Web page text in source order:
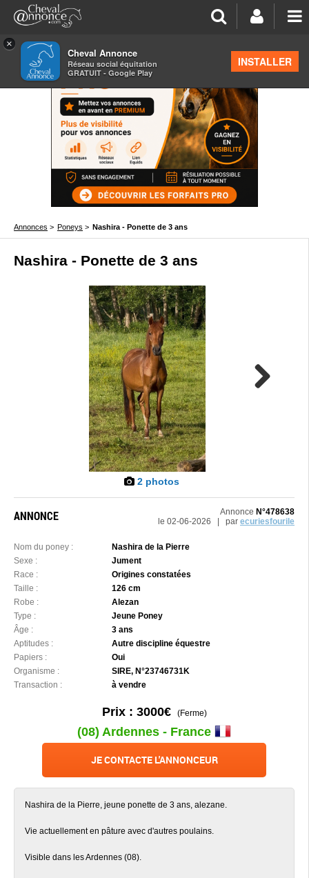
×
Cheval Annonce
Réseau social équitation
GRATUIT - Google Play
INSTALLER
Annonces > Poneys > Nashira - Ponette de 3 ans
Nashira - Ponette de 3 ans
2 photos
ANNONCE Annonce N°478638
le 02-06-2026 | par ecuriesfourile
Nom du poney :
Nashira de la Pierre
Sexe :
Jument
Race :
Origines constatées
Taille :
126 cm
Robe :
Alezan
Type :
Jeune Poney
Âge :
3 ans
Aptitudes :
Autre discipline équestre
Papiers :
Oui
Organisme :
SIRE, N°23746731K
Transaction :
à vendre
Prix : 3000€(Ferme)
(08) Ardennes - France
JE CONTACTE L'ANNONCEUR
Nashira de la Pierre, jeune ponette de 3 ans, alezane.
Vie actuellement en pâture avec d'autres poulains.
Visible dans les Ardennes (08).